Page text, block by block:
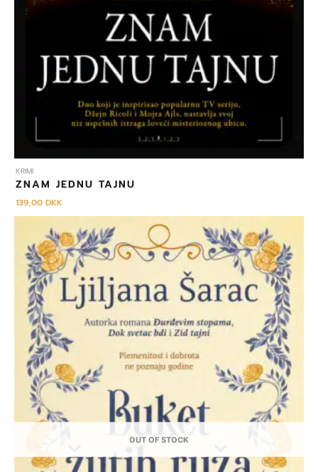
KRIMI
ZNAM JEDNU TAJNU
139,00DKK
OUT OF STOCK